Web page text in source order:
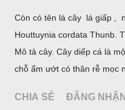
Còn có tên là cây lá giấp ,
Houttuynia cordata Thunb.
Mô tả cây. Cây diếp cá là
chỗ ẩm ướt có thân rễ mọc
cách, hình tim, đầu lá, hơi
CHIA SẺ ĐĂNG